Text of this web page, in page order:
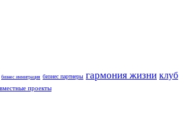
бизнес иммиграция бизнес партнеры гармония жизни клуб
проекты